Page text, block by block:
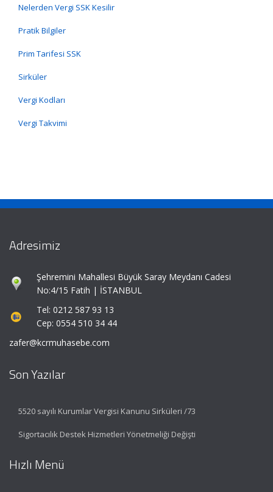
Nelerden Vergi SSK Kesilir
Pratik Bilgiler
Prim Tarifesi SSK
Sirküler
Vergi Kodları
Vergi Takvimi
Adresimiz
Şehremini Mahallesi Büyük Saray Meydanı Cadesi
No:4/15 Fatih | İSTANBUL
Tel: 0212 587 93 13
Cep: 0554 510 34 44
zafer@kcrmuhasebe.com
Son Yazılar
5520 sayılı Kurumlar Vergisi Kanunu Sirküleri /73
Sigortacılık Destek Hizmetleri Yönetmeliği Değişti
Hızlı Menü